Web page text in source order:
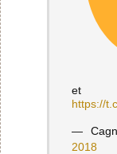
et
https://
—
2018